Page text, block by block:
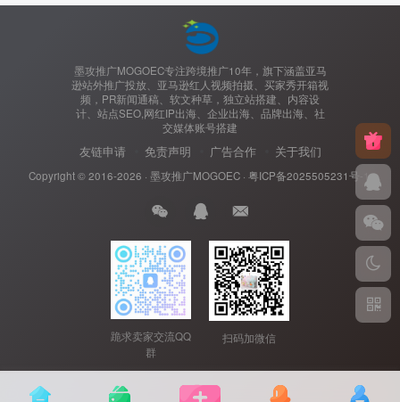
墨攻推广MOGOEC专注跨境推广10年，旗下涵盖亚马
逊站外推广投放、亚马逊红人视频拍摄、买家秀开箱视
频，PR新闻通稿、软文种草，独立站搭建、内容设
计、站点SEO,网红IP出海、企业出海、品牌出海、社
交媒体账号搭建
友链申请 免责声明 广告合作 关于我们
Copyright © 2016-2026 · 墨攻推广MOGOEC· 粤ICP备2025505231号-1.
跪求卖家交流QQ
群
扫码加微信